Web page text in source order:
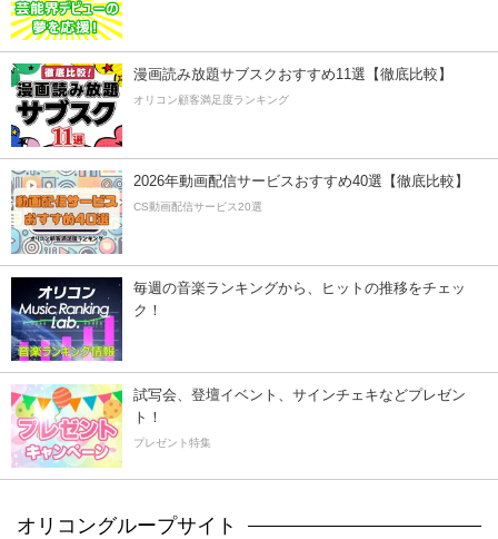
漫画読み放題サブスクおすすめ11選【徹底比較】
オリコン顧客満足度ランキング
2026年動画配信サービスおすすめ40選【徹底比較】
CS動画配信サービス20選
毎週の音楽ランキングから、ヒットの推移をチェッ
ク！
試写会、登壇イベント、サインチェキなどプレゼン
ト！
プレゼント特集
オリコングループサイト